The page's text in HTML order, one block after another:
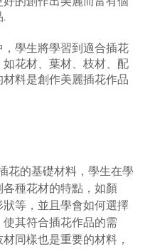
.
，學生將學習到適合插花
如花材、葉材、枝材、配
料是創作美麗插花作品
花的基礎材料，學生在學
各種花材的特點，如顏
等，並且學會如何選擇
其符合插花作品的需
同樣也是重要的材料，